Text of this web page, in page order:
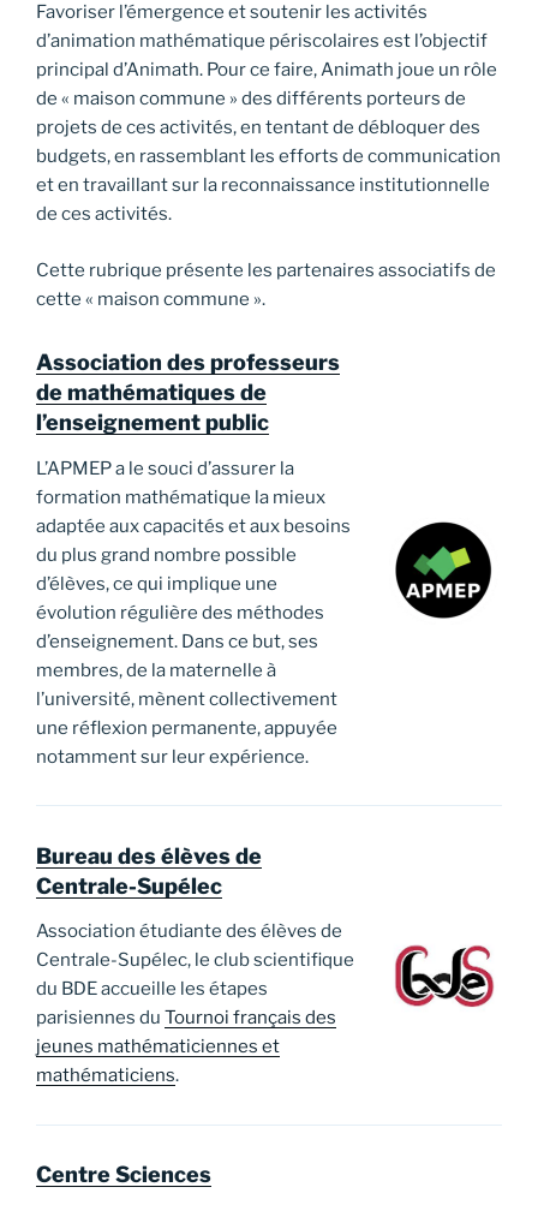
Favoriser l’émergence et soutenir les activités
d’animation mathématique périscolaires est l’objectif
principal d’Animath. Pour ce faire, Animath joue un rôle
de « maison commune » des différents porteurs de
projets de ces activités, en tentant de débloquer des
budgets, en rassemblant les efforts de communication
et en travaillant sur la reconnaissance institutionnelle
de ces activités.
Cette rubrique présente les partenaires associatifs de
cette « maison commune ».
Association des professeurs
de mathématiques de
l’enseignement public
L’APMEP a le souci d’assurer la
formation mathématique la mieux
adaptée aux capacités et aux besoins
du plus grand nombre possible
d’élèves, ce qui implique une
évolution régulière des méthodes
d’enseignement. Dans ce but, ses
membres, de la maternelle à
l’université, mènent collectivement
une réflexion permanente, appuyée
notamment sur leur expérience.
Bureau des élèves de
Centrale-Supélec
Association étudiante des élèves de
Centrale-Supélec, le club scientifique
du BDE accueille les étapes
parisiennes du Tournoi français des
jeunes mathématiciennes et
mathématiciens.
Centre Sciences